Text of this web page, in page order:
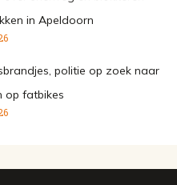
in Apeldoorn
politie op zoek naar
op fatbikes